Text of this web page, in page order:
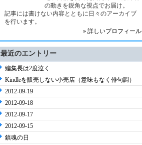
の動きを鋭角な視点でお届け。
記事には書けない内容とともに日々のアーカイブ
を行います。
» 詳しいプロフィール
最近のエントリー
編集長は2度泣く
Kindleを販売しない小売店（意味もなく俳句調）
2012-09-19
2012-09-18
2012-09-17
2012-09-15
鎮魂の日